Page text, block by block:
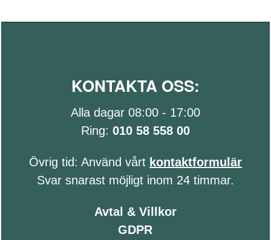
KONTAKTA OSS:
Alla dagar 08:00 - 17:00
Ring: 010 58 558 00
Övrig tid: Använd vårt kontaktformulär
Svar snarast möjligt inom 24 timmar.
Avtal & Villkor
GDPR